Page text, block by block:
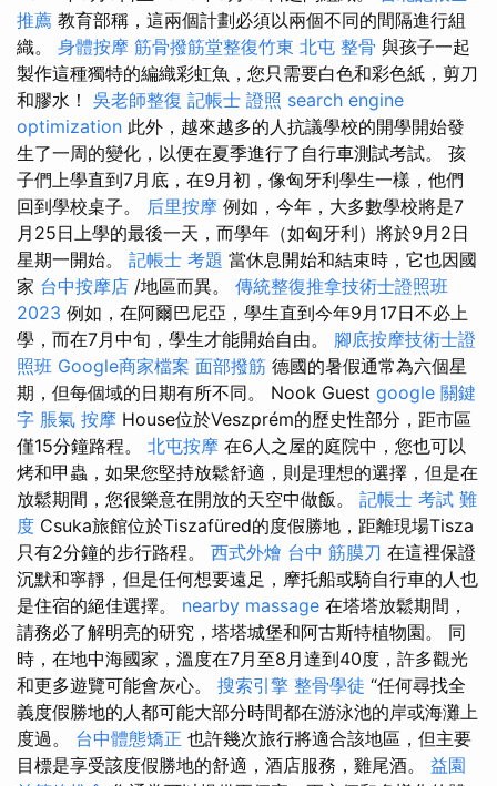
推薦 教育部稱，這兩個計劃必須以兩個不同的間隔進行組
織。 身體按摩 筋骨撥筋堂整復竹東 北屯 整骨 與孩子一起
製作這種獨特的編織彩虹魚，您只需要白色和彩色紙，剪刀
和膠水！ 吳老師整復 記帳士 證照 search engine
optimization 此外，越來越多的人抗議學校的開學開始發
生了一周的變化，以便在夏季進行了自行車測試考試。 孩
子們上學直到7月底，在9月初，像匈牙利學生一樣，他們
回到學校桌子。 后里按摩 例如，今年，大多數學校將是7
月25日上學的最後一天，而學年（如匈牙利）將於9月2日
星期一開始。 記帳士 考題 當休息開始和結束時，它也因國
家 台中按摩店 /地區而異。 傳統整復推拿技術士證照班
2023 例如，在阿爾巴尼亞，學生直到今年9月17日不必上
學，而在7月中旬，學生才能開始自由。 腳底按摩技術士證
照班 Google商家檔案 面部撥筋 德國的暑假通常為六個星
期，但每個域的日期有所不同。 Nook Guest google 關鍵
字 脹氣 按摩 House位於Veszprém的歷史性部分，距市區
僅15分鐘路程。 北屯按摩 在6人之屋的庭院中，您也可以
烤和甲蟲，如果您堅持放鬆舒適，則是理想的選擇，但是在
放鬆期間，您很樂意在開放的天空中做飯。 記帳士 考試 難
度 Csuka旅館位於Tiszafüred的度假勝地，距離現場Tisza
只有2分鐘的步行路程。 西式外燴 台中 筋膜刀 在這裡保證
沉默和寧靜，但是任何想要遠足，摩托船或騎自行車的人也
是住宿的絕佳選擇。 nearby massage 在塔塔放鬆期間，
請務必了解明亮的研究，塔塔城堡和阿古斯特植物園。 同
時，在地中海國家，溫度在7月至8月達到40度，許多觀光
和更多遊覽可能會灰心。 搜索引擎 整骨學徒 “任何尋找全
義度假勝地的人都可能大部分時間都在游泳池的岸或海灘上
度過。 台中體態矯正 也許幾次旅行將適合該地區，但主要
目標是享受該度假勝地的舒適，酒店服務，雞尾酒。 益園